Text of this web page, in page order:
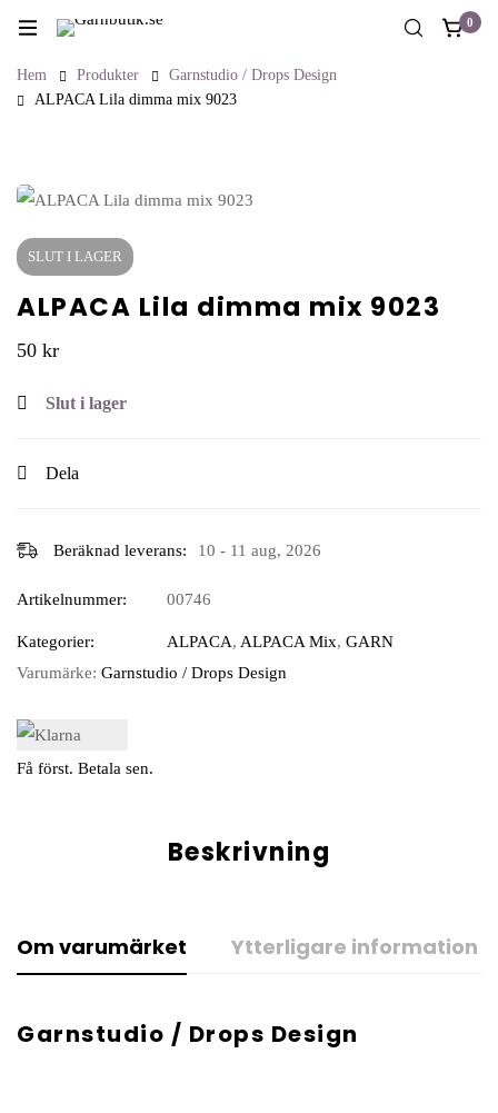
0
Hem Produkter
Garnstudio / Drops Design
ALPACA Lila dimma mix 9023
SLUT I LAGER
ALPACA Lila dimma mix 9023
50 kr
Slut i lager
Dela
Beräknad leverans: 10 - 11 aug, 2026
Artikelnummer: 00746
Kategorier: ALPACA, ALPACA Mix, GARN
Varumärke: Garnstudio / Drops Design
Få först. Betala sen.
Beskrivning
Om varumärket Ytterligare information
Garnstudio / Drops Design